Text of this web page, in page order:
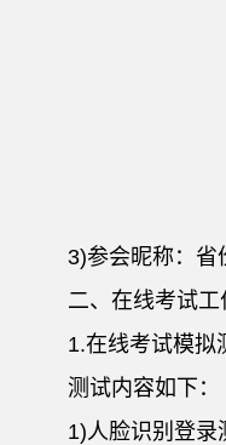
3)参会昵称：省
二、在线考试工
1.在线考试模拟
测试内容如下：
1)人脸识别登录